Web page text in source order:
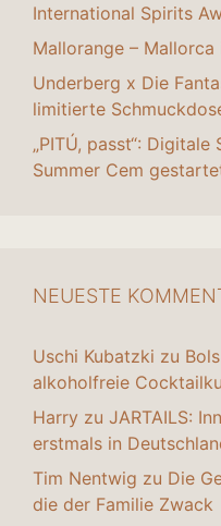
International Spirits
Mallorange – Mallorca
Underberg x Die
limitierte
„PITÚ, passt“:
Summer Cem
NEUESTE
Uschi Kubatzki zu
alkoholfreie
Harry zu JARTAILS:
erstmals in
Tim Nentwig zu Die
die der Familie Zwack